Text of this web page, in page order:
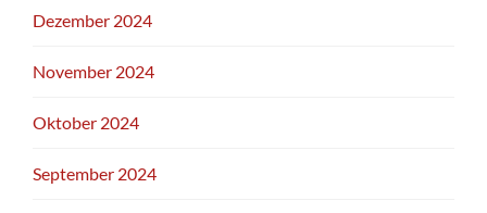
Dezember 2024
November 2024
Oktober 2024
September 2024